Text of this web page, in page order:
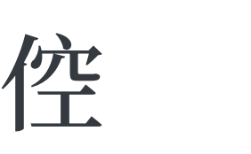
倥